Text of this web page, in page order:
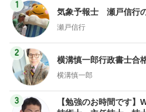
1
気象予報士 瀬戸信行
瀬戸信行
2
横溝慎一郎行政書士
横溝慎一郎
3
【勉強のお時間です